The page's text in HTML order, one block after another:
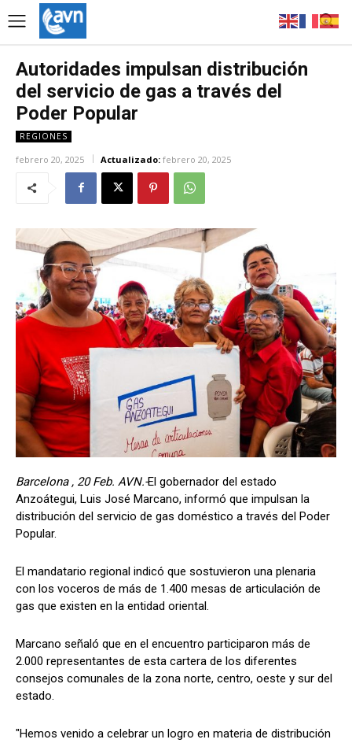
Autoridades impulsan distribución
del servicio de gas a través del
Poder Popular
REGIONES
febrero 20, 2025 Actualizado: febrero 20, 2025
Barcelona , 20 Feb. AVN.-El gobernador del estado
Anzoátegui, Luis José Marcano, informó que impulsan la
distribución del servicio de gas doméstico a través del Poder
Popular.
El mandatario regional indicó que sostuvieron una plenaria
con los voceros de más de 1.400 mesas de articulación de
gas que existen en la entidad oriental.
Marcano señaló que en el encuentro participaron más de
2.000 representantes de esta cartera de los diferentes
consejos comunales de la zona norte, centro, oeste y sur del
estado.
"Hemos venido a celebrar un logro en materia de distribución